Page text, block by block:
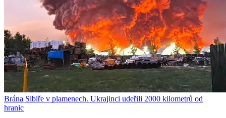
Brána Sibiře v plamenech. Ukrajinci udeřili 2000 kilometrů od
hranic